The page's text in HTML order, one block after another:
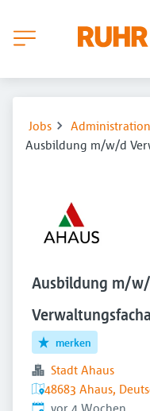
Jobs
Ausbildung m/w/d
Ausbildung m/
merken
Stadt Ahaus
48683 Ahaus,
Veröffentlicht:
vor 4 Wochen